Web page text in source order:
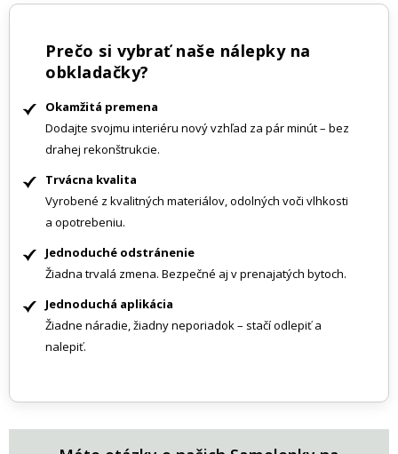
Prečo si vybrať naše nálepky na
obkladačky?
Okamžitá premena
Dodajte svojmu interiéru nový vzhľad za pár minút – bez
drahej rekonštrukcie.
Trvácna kvalita
Vyrobené z kvalitných materiálov, odolných voči vlhkosti
a opotrebeniu.
Jednoduché odstránenie
Žiadna trvalá zmena. Bezpečné aj v prenajatých bytoch.
Jednoduchá aplikácia
Žiadne náradie, žiadny neporiadok – stačí odlepiť a
nalepiť.